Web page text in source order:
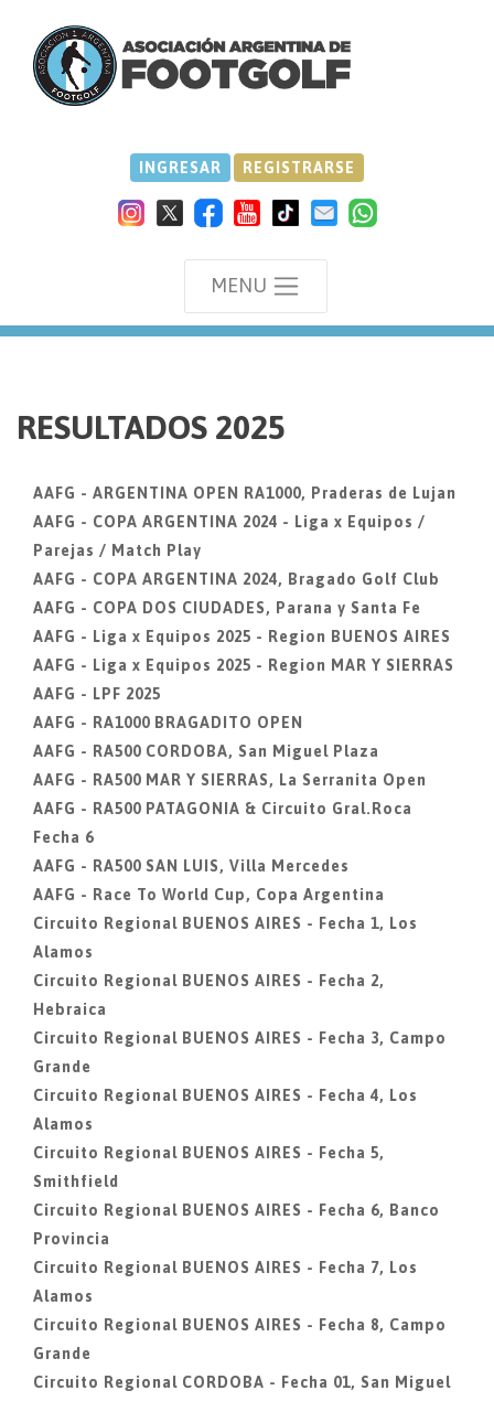
INGRESAR REGISTRARSE
MENU
RESULTADOS 2025
AAFG - ARGENTINA OPEN RA1000, Praderas de Lujan
AAFG - COPA ARGENTINA 2024 - Liga x Equipos /
Parejas / Match Play
AAFG - COPA ARGENTINA 2024, Bragado Golf Club
AAFG - COPA DOS CIUDADES, Parana y Santa Fe
AAFG - Liga x Equipos 2025 - Region BUENOS AIRES
AAFG - Liga x Equipos 2025 - Region MAR Y SIERRAS
AAFG - LPF 2025
AAFG - RA1000 BRAGADITO OPEN
AAFG - RA500 CORDOBA, San Miguel Plaza
AAFG - RA500 MAR Y SIERRAS, La Serranita Open
AAFG - RA500 PATAGONIA & Circuito Gral.Roca
Fecha 6
AAFG - RA500 SAN LUIS, Villa Mercedes
AAFG - Race To World Cup, Copa Argentina
Circuito Regional BUENOS AIRES - Fecha 1, Los
Alamos
Circuito Regional BUENOS AIRES - Fecha 2,
Hebraica
Circuito Regional BUENOS AIRES - Fecha 3, Campo
Grande
Circuito Regional BUENOS AIRES - Fecha 4, Los
Alamos
Circuito Regional BUENOS AIRES - Fecha 5,
Smithfield
Circuito Regional BUENOS AIRES - Fecha 6, Banco
Provincia
Circuito Regional BUENOS AIRES - Fecha 7, Los
Alamos
Circuito Regional BUENOS AIRES - Fecha 8, Campo
Grande
Circuito Regional CORDOBA - Fecha 01, San Miguel